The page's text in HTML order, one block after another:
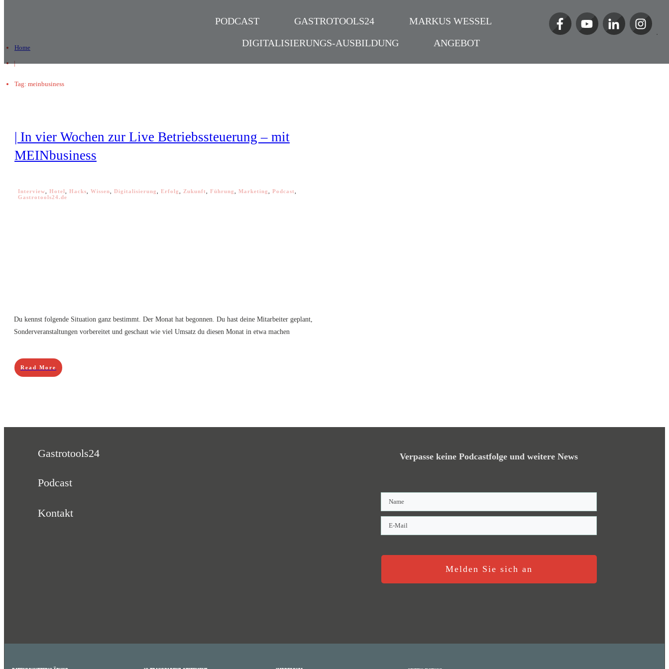
PODCAST GASTROTOOLS24
MARKUS WESSEL
DIGITALISIERUNGS-AUSBILDUNG
ANGEBOT
Home
|
Tag: meinbusiness
| In vier Wochen zur Live Betriebssteuerung – mit
MEINbusiness
Interview Hotel Hacks Wissen Digitalisierung Erfolg Zukunft Führung Marketing Podcast
Gastrotools24.de
Du kennst folgende Situation ganz bestimmt. Der Monat hat begonnen. Du hast deine Mitarbeiter geplant,
Sonderveranstaltungen vorbereitet und geschaut wie viel Umsatz du diesen Monat in etwa machen
Read More
Gastrotools24
Podcast
Kontakt
Verpasse keine Podcastfolge und weitere News
Melden Sie sich an